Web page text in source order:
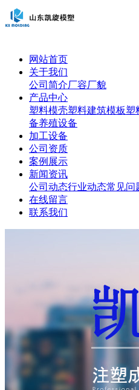
网站首页
关于我们
公司简介厂容厂貌
产品中心
塑料模壳塑料建筑模板塑
备养殖设备
加工设备
公司资质
案例展示
新闻资讯
公司动态行业动态常见问
在线留言
联系我们